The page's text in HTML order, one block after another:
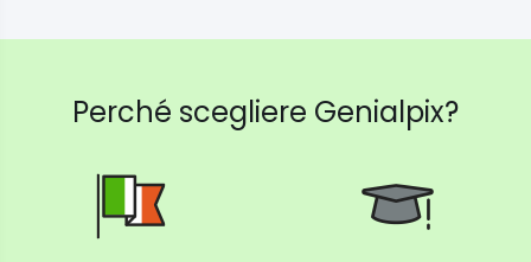
Perché scegliere Genialpix?